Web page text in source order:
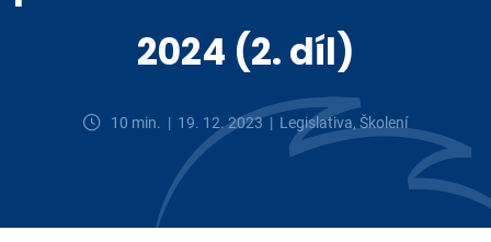
2024 (2. díl)
10 min. | 19. 12. 2023 | Legislativa, Školení